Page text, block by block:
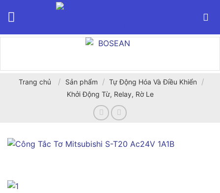
Trang chủ / Sản phẩm / Tự Động Hóa Và Điều Khiển /
Khởi Động Từ, Relay, Rờ Le